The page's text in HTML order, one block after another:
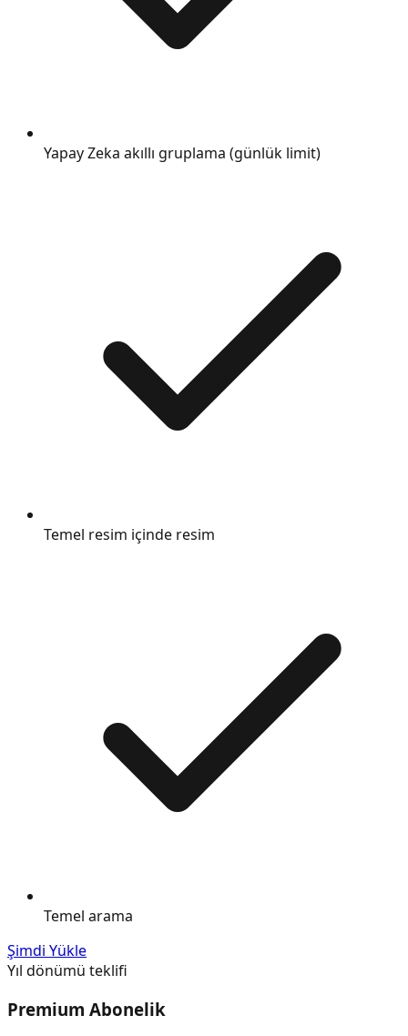
Yapay Zeka akıllı gruplama (günlük limit)
Temel resim içinde resim
Temel arama
Şimdi Yükle
Yıl dönümü teklifi
Premium Abonelik